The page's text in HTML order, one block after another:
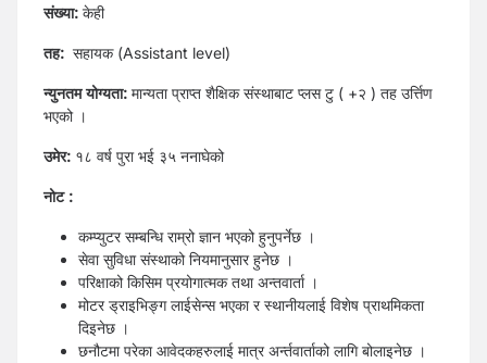
संख्या: केही
तह: सहायक (Assistant level)
न्युनतम योग्यता: मान्यता प्राप्त शैक्षिक संस्थाबाट प्लस टु ( +२ ) तह उर्त्तिण
भएको ।
उमेर: १८ वर्ष पुरा भई ३५ ननाघेको
नोट :
कम्प्युटर सम्बन्धि राम्रो ज्ञान भएको हुनुपर्नेछ ।
सेवा सुविधा संस्थाको नियमानुसार हुनेछ ।
परिक्षाको किसिम प्रयोगात्मक तथा अन्तवार्ता ।
मोटर ड्राइभिङ्ग लाईसेन्स भएका र स्थानीयलाई विशेष प्राथमिकता
दिइनेछ ।
छनौटमा परेका आवेदकहरुलाई मात्र अर्न्तवार्ताको लागि बोलाइनेछ ।